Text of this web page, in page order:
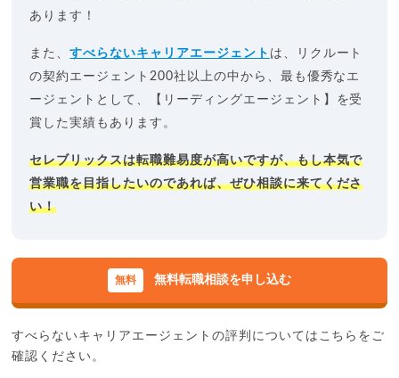
あります！
また、すべらないキャリアエージェント は、リクルート
の契約エージェント200社以上の中から、最も優秀なエ
ージェントとして、【リーディングエージェント】を受
賞した実績もあります。
セレブリックスは転職難易度が高いですが、もし本気で
営業職を目指したいのであれば、ぜひ相談に来てくださ
い！
無料転職相談を申し込む
すべらないキャリアエージェントの評判についてはこちらをご
確認ください。